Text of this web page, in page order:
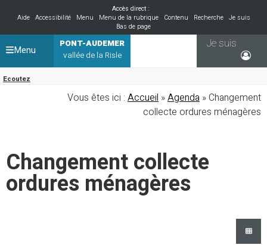
Accès direct :
Aide
Accessibilité Menu Menu de la rubrique Contenu Recherche
Je suis
Bas de page
PONT-AUDEMER
vallée de la Risle
Ecoutez
Je suis
Menu
Vous êtes ici : Accueil »Agenda » Changement
collecte ordures ménagères
Changement collecte
ordures ménagères